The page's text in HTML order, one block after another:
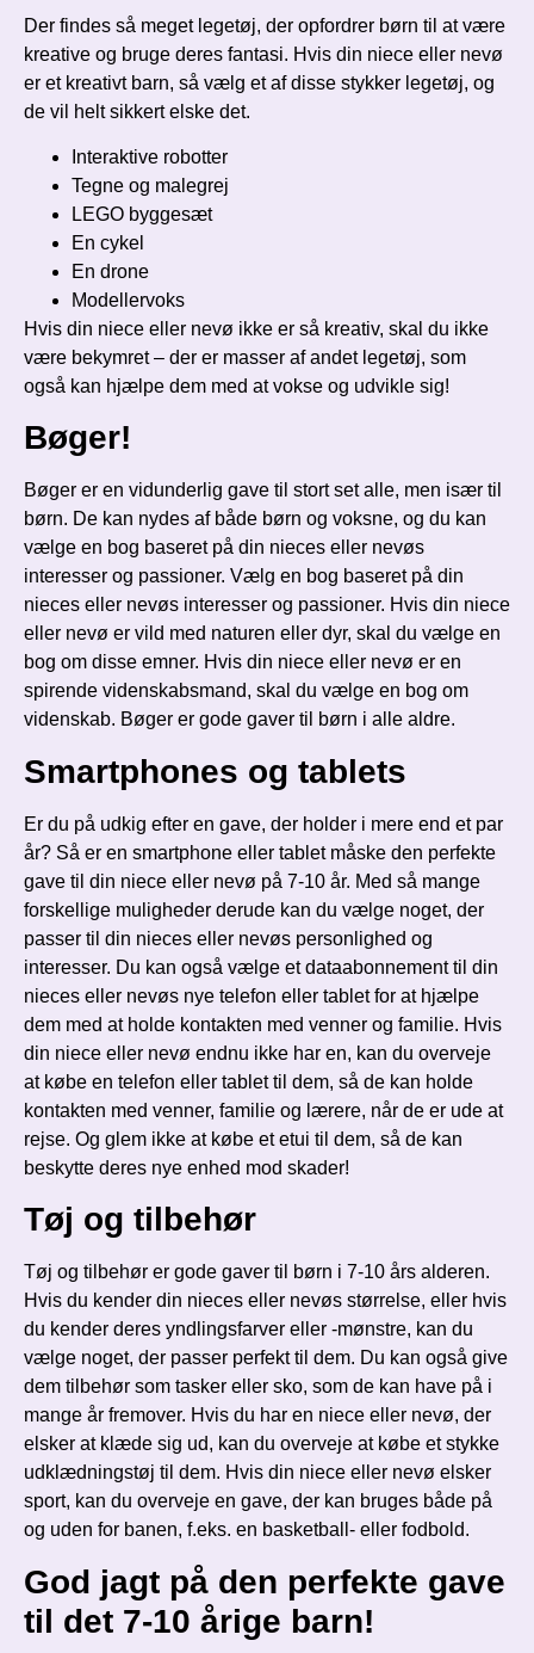
Der findes så meget legetøj, der opfordrer børn til at være
kreative og bruge deres fantasi. Hvis din niece eller nevø
er et kreativt barn, så vælg et af disse stykker legetøj, og
de vil helt sikkert elske det.
Interaktive robotter
Tegne og malegrej
LEGO byggesæt
En cykel
En drone
Modellervoks
Hvis din niece eller nevø ikke er så kreativ, skal du ikke
være bekymret – der er masser af andet legetøj, som
også kan hjælpe dem med at vokse og udvikle sig!
Bøger!
Bøger er en vidunderlig gave til stort set alle, men især til
børn. De kan nydes af både børn og voksne, og du kan
vælge en bog baseret på din nieces eller nevøs
interesser og passioner. Vælg en bog baseret på din
nieces eller nevøs interesser og passioner. Hvis din niece
eller nevø er vild med naturen eller dyr, skal du vælge en
bog om disse emner. Hvis din niece eller nevø er en
spirende videnskabsmand, skal du vælge en bog om
videnskab. Bøger er gode gaver til børn i alle aldre.
Smartphones og tablets
Er du på udkig efter en gave, der holder i mere end et par
år? Så er en smartphone eller tablet måske den perfekte
gave til din niece eller nevø på 7-10 år. Med så mange
forskellige muligheder derude kan du vælge noget, der
passer til din nieces eller nevøs personlighed og
interesser. Du kan også vælge et dataabonnement til din
nieces eller nevøs nye telefon eller tablet for at hjælpe
dem med at holde kontakten med venner og familie. Hvis
din niece eller nevø endnu ikke har en, kan du overveje
at købe en telefon eller tablet til dem, så de kan holde
kontakten med venner, familie og lærere, når de er ude at
rejse. Og glem ikke at købe et etui til dem, så de kan
beskytte deres nye enhed mod skader!
Tøj og tilbehør
Tøj og tilbehør er gode gaver til børn i 7-10 års alderen.
Hvis du kender din nieces eller nevøs størrelse, eller hvis
du kender deres yndlingsfarver eller -mønstre, kan du
vælge noget, der passer perfekt til dem. Du kan også give
dem tilbehør som tasker eller sko, som de kan have på i
mange år fremover. Hvis du har en niece eller nevø, der
elsker at klæde sig ud, kan du overveje at købe et stykke
udklædningstøj til dem. Hvis din niece eller nevø elsker
sport, kan du overveje en gave, der kan bruges både på
og uden for banen, f.eks. en basketball- eller fodbold.
God jagt på den perfekte gave
til det 7-10 årige barn!